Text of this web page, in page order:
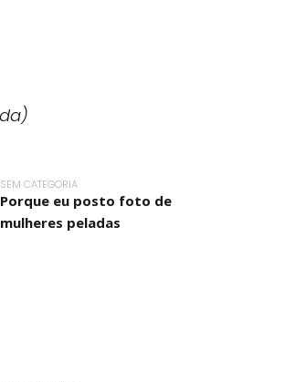
SEM CATEGORIA
Porque eu posto foto de
mulheres peladas